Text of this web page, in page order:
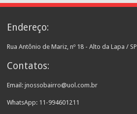
Endereço:
Rua Antônio de Mariz, nº 18 - Alto da Lapa / SP
Contatos:
Email: jnossobairro@uol.com.br
WhatsApp: 11-994601211